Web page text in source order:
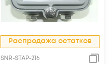
Распродажа остатков
SNR-STAP-216